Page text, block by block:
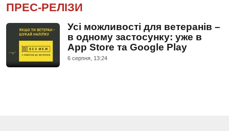
ПРЕС-РЕЛІЗИ
Усі можливості для ветеранів –
в одному застосунку: уже в
App Store та Google Play
6 серпня, 13:24